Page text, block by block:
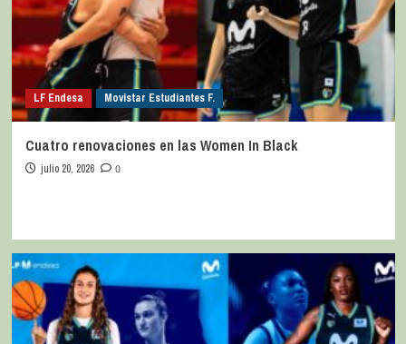
LF Endesa Movistar Estudiantes F.
Cuatro renovaciones en las Women In Black
julio 20, 2026 0